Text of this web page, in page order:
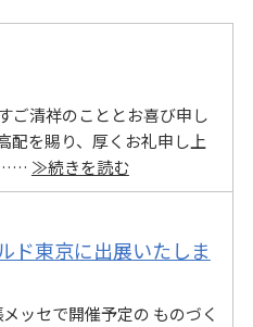
ご清祥のこととお喜び申し
配を賜り、厚くお礼申し上
…… ≫続きを読む
ド東京に出展いたしま
ッセで開催予定の ものづく